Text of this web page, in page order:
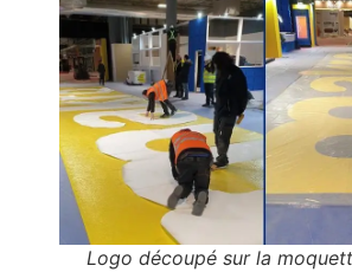
Logo découpé sur la